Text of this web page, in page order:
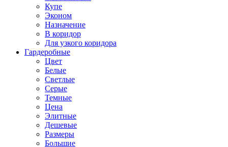
Купе
Эконом
Назначение
В коридор
Для узкого коридора
Гардеробные
Цвет
Белые
Светлые
Серые
Темные
Цена
Элитные
Дешевые
Размеры
Большие